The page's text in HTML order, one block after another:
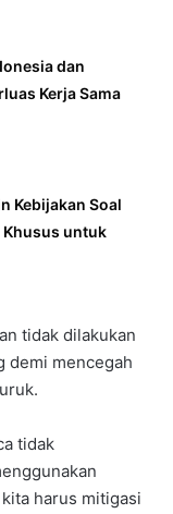
dan
Kerja Sama
Kebijakan Soal
Khusus untuk
tidak dilakukan
demi mencegah
tidak
harus mitigasi